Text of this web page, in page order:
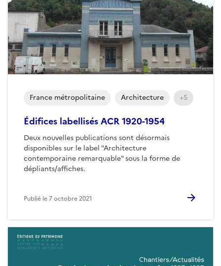
Édifices labellisés ACR 1920-1954
Deux nouvelles publications sont désormais
disponibles sur le label "Architecture
contemporaine remarquable" sous la forme de
dépliants/affiches.
France métropolitaine Architecture +5
Publié le7 octobre 2021